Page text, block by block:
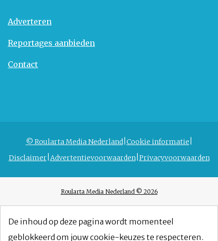
Adverteren
Reportages aanbieden
Contact
© Roularta Media Nederland Cookie informatie
Disclaimer Advertentievoorwaarden Privacyvoorwaarden
Roularta Media Nederland © 2026
De inhoud op deze pagina wordt momenteel
geblokkeerd om jouw cookie-keuzes te respecteren.